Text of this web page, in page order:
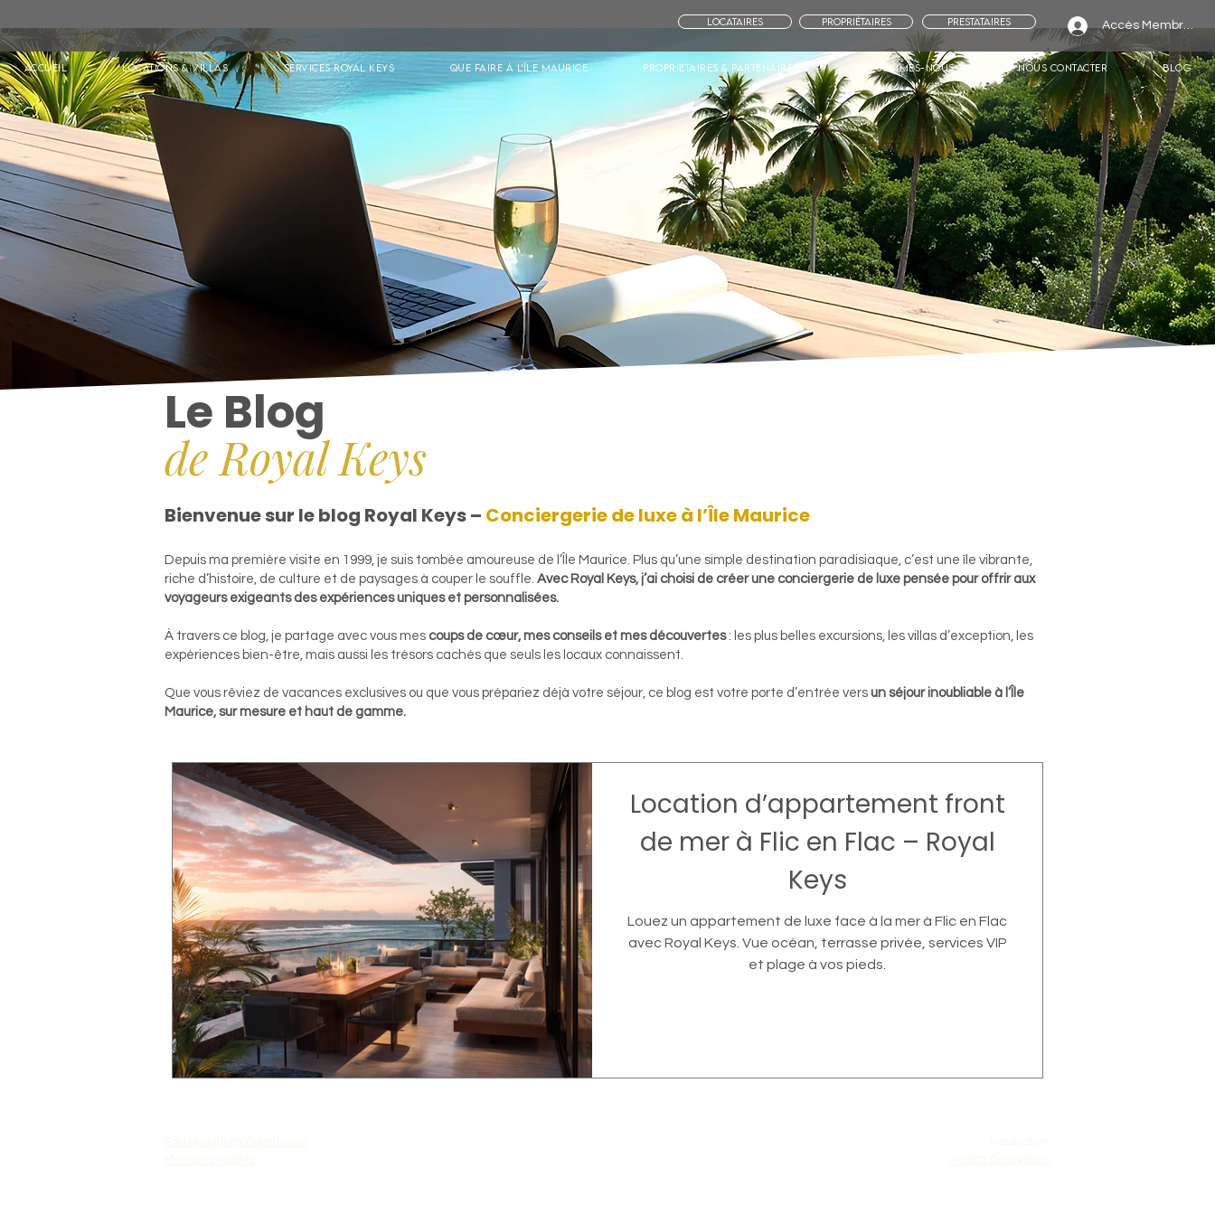
Locataires Propriétaires Prestataires Accès Membres
Accueil Locations & Villas Services Royal Keys Que faire à l'île Maurice Propriétaires & Partenaires Qui sommes-nous ? Nous contacter Blog
Le Blog
de Royal Keys
Bienvenue sur le blog Royal Keys – Conciergerie de luxe à l’Île Maurice
​Depuis ma première visite en 1999, je suis tombée amoureuse de l’Île Maurice. Plus qu’une simple destination paradisiaque, c’est une île vibrante,
riche d’histoire, de culture et de paysages à couper le souffle. Avec Royal Keys, j’ai choisi de créer une conciergerie de luxe pensée pour offrir aux
voyageurs exigeants des expériences uniques et personnalisées.
À travers ce blog, je partage avec vous mes coups de cœur, mes conseils et mes découvertes: les plus belles excursions, les villas d’exception, les
expériences bien-être, mais aussi les trésors cachés que seuls les locaux connaissent.
Que vous rêviez de vacances exclusives ou que vous prépariez déjà votre séjour, ce blog est votre porte d’entrée vers un séjour inoubliable à l’Île
Maurice, sur mesure et haut de gamme.
Location d’appartement front
de mer à Flic en Flac – Royal
Keys
Louez un appartement de luxe face à la mer à Flic en Flac
avec Royal Keys. Vue océan, terrasse privée, services VIP
et plage à vos pieds.